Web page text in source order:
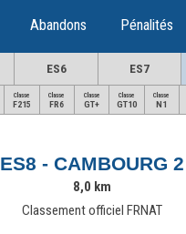
Abandons Pénalités
ES6 ES7
Classe
F215
Classe
FR6
Classe
GT+
Classe
GT10
Classe
N1
ES8 - CAMBOURG 2
8,0 km
Classement officiel FRNAT